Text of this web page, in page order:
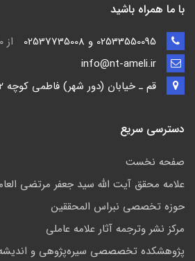
با ما همراه باشید
از ۱۰ صبح تا ۸ شب
قم ـ خيابان (دور شهر) فاطمي كوچه 22 ـ پلاک 8
دسترسی سریع
صفحه نخست
علامه محقق آیت الله سید جعفر مرتضی
حوزه تخصصی نبراس المحققین
مركز نشر وترجمه آثار علامه عاملی
پژوهشكده تخصصصى سیره‌پژوهی و